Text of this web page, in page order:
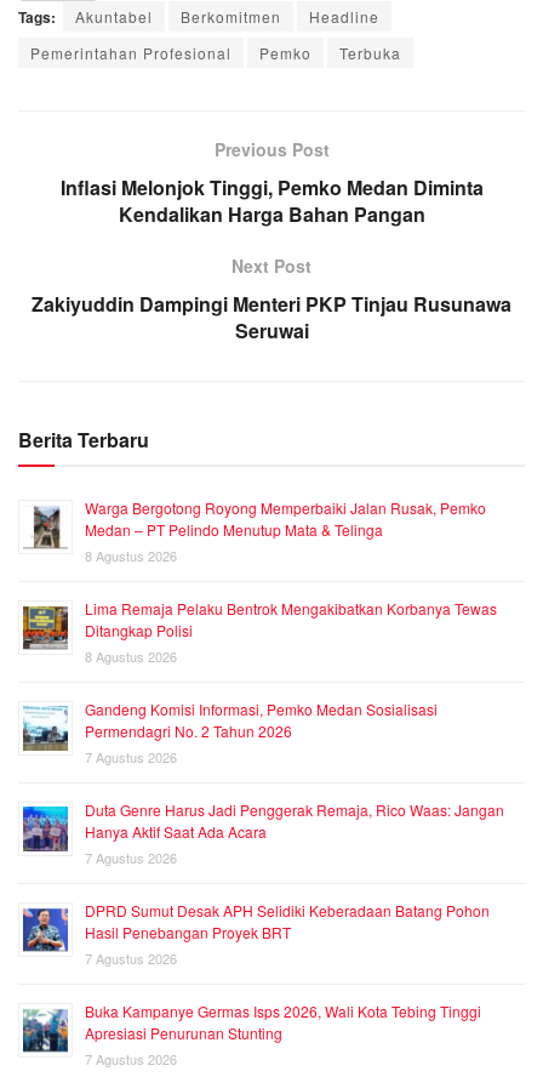
Tags: Akuntabel Berkomitmen
Headline
Pemerintahan Profesional
Pemko Terbuka
Previous Post
Inflasi Melonjok Tinggi, Pemko Medan Diminta
Kendalikan Harga Bahan Pangan
Next Post
Zakiyuddin Dampingi Menteri PKP Tinjau Rusunawa
Seruwai
Berita Terbaru
Warga Bergotong Royong Memperbaiki Jalan Rusak, Pemko
Medan – PT Pelindo Menutup Mata & Telinga
8 Agustus 2026
Lima Remaja Pelaku Bentrok Mengakibatkan Korbanya Tewas
Ditangkap Polisi
8 Agustus 2026
Gandeng Komisi Informasi, Pemko Medan Sosialisasi
Permendagri No. 2 Tahun 2026
7 Agustus 2026
Duta Genre Harus Jadi Penggerak Remaja, Rico Waas: Jangan
Hanya Aktif Saat Ada Acara
7 Agustus 2026
DPRD Sumut Desak APH Selidiki Keberadaan Batang Pohon
Hasil Penebangan Proyek BRT
7 Agustus 2026
Buka Kampanye Germas Isps 2026, Wali Kota Tebing Tinggi
Apresiasi Penurunan Stunting
7 Agustus 2026